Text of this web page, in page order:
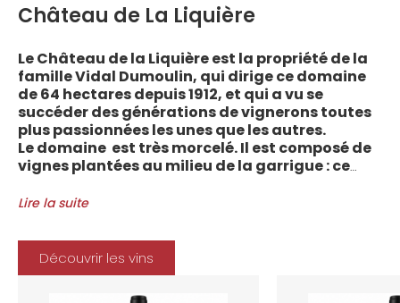
Château de La Liquière
Le Château de la Liquière est la propriété de la
famille Vidal Dumoulin, qui dirige ce domaine
de 64 hectares depuis 1912, et qui a vu se
succéder des générations de vignerons toutes
plus passionnées les unes que les autres.
Le domaine est très morcelé. Il est composé de
vignes plantées au milieu de la garrigue : ce
entre les villages d’Autignac, Caussiniojouls,
l’Appellation. La grande majorité des parcelles,
sur sols de schistes, font face au sud, à la
Méditerranée.
Le vignoble du Château de la Liquière est
Lire la suite
Découvrir les vins